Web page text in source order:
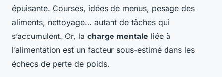
épuisante. Courses, idées de menus, pesage des
aliments, nettoyage… autant de tâches qui
s’accumulent. Or, la charge mentale liée à
l’alimentation est un facteur sous-estimé dans les
échecs de perte de poids.